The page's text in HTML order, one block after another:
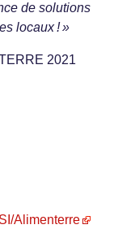
de solutions
locaux ! »
2021
Alimenterre